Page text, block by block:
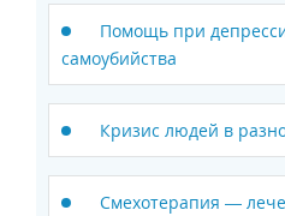
Помощь при
самоубийства
Кризис людей в
Смехотерапия —